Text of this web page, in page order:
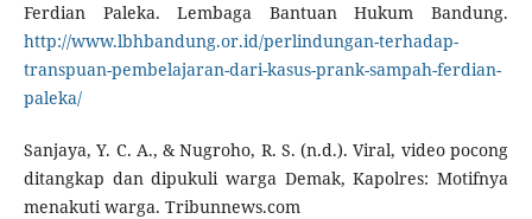
Ferdian Paleka. Lembaga Bantuan Hukum Bandung.
http://www.lbhbandung.or.id/perlindungan-terhadap-
transpuan-pembelajaran-dari-kasus-prank-sampah-ferdian-
paleka/
Sanjaya, Y. C. A., & Nugroho, R. S. (n.d.). Viral, video pocong
ditangkap dan dipukuli warga Demak, Kapolres: Motifnya
menakuti warga. Tribunnews.com